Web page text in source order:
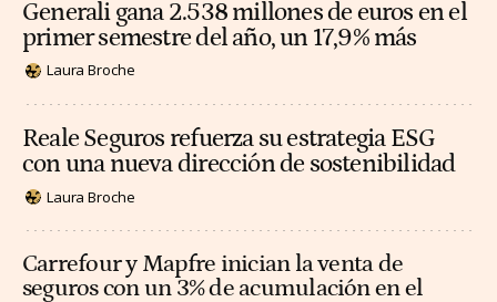
Generali gana 2.538 millones de euros en el
primer semestre del año, un 17,9% más
Laura Broche
Reale Seguros refuerza su estrategia ESG
con una nueva dirección de sostenibilidad
Laura Broche
Carrefour y Mapfre inician la venta de
seguros con un 3% de acumulación en el